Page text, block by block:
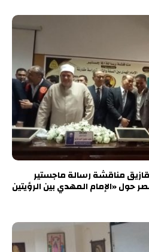
مناقشة رسالة ماجستير
حول «الإمام المهدي بين الرؤيتين